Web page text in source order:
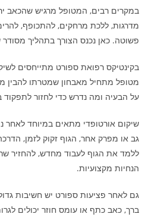
במקרים רבים, המטופל מרגיש שהכאב
מדרגות, ללכת מרחקים, להתכופף,
פשוטה. כאן נכנס הצורך בתהליך מסודר
בקינטיקס רפואת ספורט מתייחסים
מטופל מתחיל מאבחון שמטרתו להבין
על הבעיה ומה נדרש כדי לחזור לתפקוד
שיקום אורטופדי מתאים במיוחד לאחר
גב או מפרק אחר, הגוף זקוק לזמן,
ללמד את הגוף לעבוד מחדש, להחזיר
הנחיות מקצועיות.
גם לאחר פציעות ספורט יש חשיבות
ברך, כאב כתף או עומס חוזר יכולים